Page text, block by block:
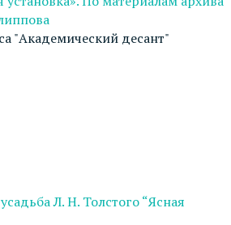
"Академический десант"
Л. Н. Толстого “Ясная